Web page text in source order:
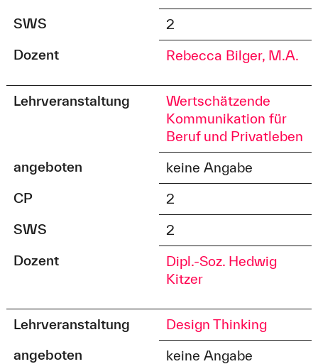
SWS
2
Dozent
Rebecca Bilger, M.A.
Lehrveranstaltung
Wertschätzende
Kommunikation für
Beruf und Privatleben
angeboten
keine Angabe
CP
2
SWS
2
Dozent
Dipl.-Soz. Hedwig
Kitzer
Lehrveranstaltung
Design Thinking
angeboten
keine Angabe